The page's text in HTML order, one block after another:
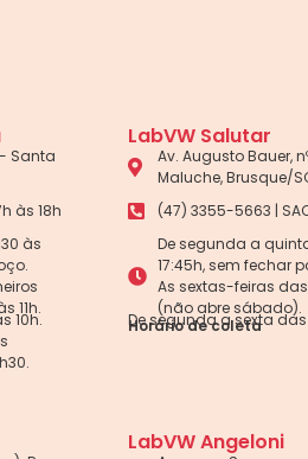
Santa
às 18h
às
11h.
10h.
LabVW Salutar
Av. Augusto Bauer,
Maluche, Brusque/
(47) 3355-5663 |
De segunda a
17:45h, sem fechar
As sextas-feiras
(não abre sábado).
Horário de coleta
De segunda a sexta das
LabVW Angeloni